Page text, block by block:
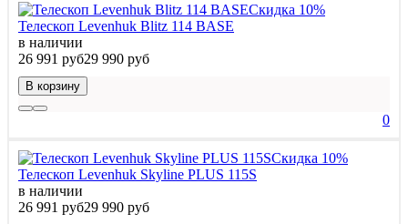
Скидка 10%
Телескоп Levenhuk Blitz 114 BASE
в наличии
26 991 руб29 990 руб
В корзину
0
Скидка 10%
Телескоп Levenhuk Skyline PLUS 115S
в наличии
26 991 руб29 990 руб